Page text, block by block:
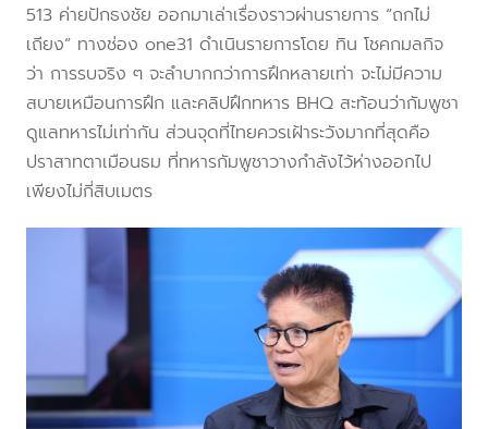
513 ค่ายปักธงชัย ออกมาเล่าเรื่องราวผ่านรายการ “ถกไม่
เถียง” ทางช่อง one31 ดำเนินรายการโดย ทิน โชคกมลกิจ
ว่า การรบจริง ๆ จะลำบากกว่าการฝึกหลายเท่า จะไม่มีความ
สบายเหมือนการฝึก และคลิปฝึกทหาร BHQ สะท้อนว่ากัมพูชา
ดูแลทหารไม่เท่ากัน ส่วนจุดที่ไทยควรเฝ้าระวังมากที่สุดคือ
ปราสาทตาเมือนธม ที่ทหารกัมพูชาวางกำลังไว้ห่างออกไป
เพียงไม่กี่สิบเมตร